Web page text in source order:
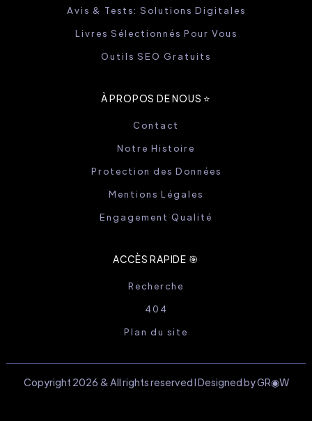
Avis & Tests: Solutions Digitales
Livres Sélectionnés Pour Vous
Outils SEO Gratuits
À PROPOS DE NOUS ⭐️
Contact
Notre Histoire
Protection des Données
Mentions Légales
Engagement Qualité
ACCÈS RAPIDE 🎯
Recherche
404
Plan du site
Copyright 2026 & All rights reserved I Designed by GR◉W